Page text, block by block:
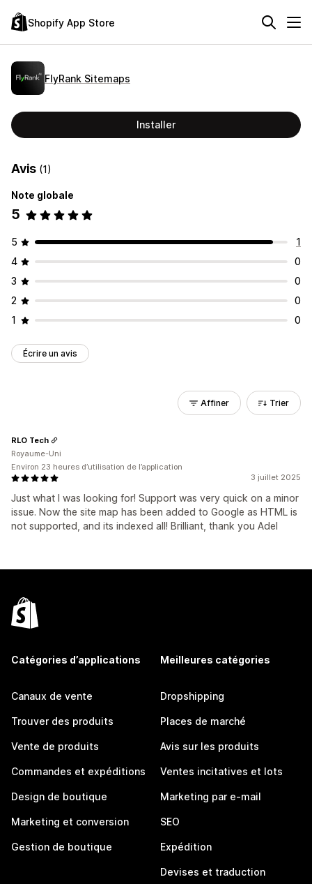
Shopify App Store
FlyRank Sitemaps
Installer
Avis (1)
Note globale
5
5
1
4
0
3
0
2
0
1
0
Écrire un avis
Affiner Trier
3 juillet 2025
Just what I was looking for! Support was very quick on a minor
issue. Now the site map has been added to Google as HTML is
not supported, and its indexed all! Brilliant, thank you Adel
RLO Tech
Royaume-Uni
Environ 23 heures d’utilisation de l’application
Catégories d’applications
Canaux de vente
Trouver des produits
Vente de produits
Commandes et expéditions
Design de boutique
Marketing et conversion
Gestion de boutique
Meilleures catégories
Dropshipping
Places de marché
Avis sur les produits
Ventes incitatives et lots
Marketing par e-mail
SEO
Expédition
Devises et traduction